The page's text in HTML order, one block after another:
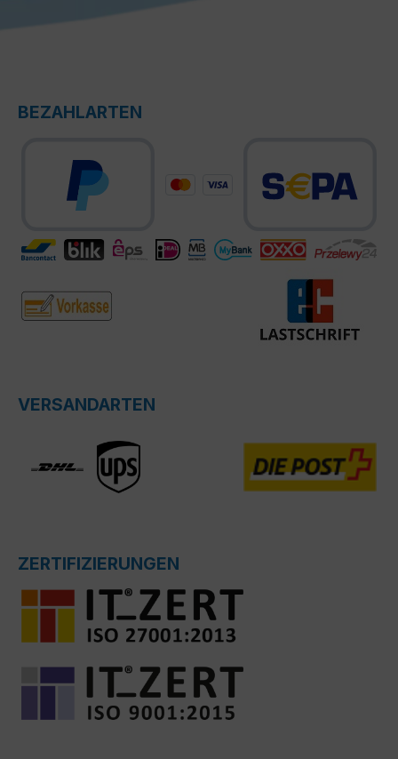
BEZAHLARTEN
VERSANDARTEN
ZERTIFIZIERUNGEN